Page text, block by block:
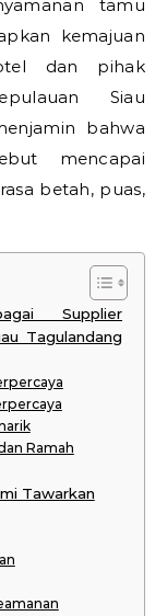
tamu
kemajuan
dan pihak
Siau
bahwa
mencapai
betah, puas,
Supplier
Tagulandang
Ramah
Tawarkan